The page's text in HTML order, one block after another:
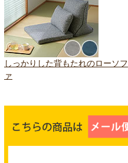
しっかりした背もたれのローソフ
ァ